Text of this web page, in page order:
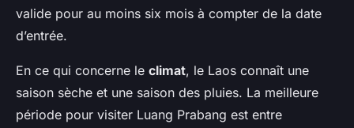
valide pour au moins six mois à compter de la date
d’entrée.
En ce qui concerne le climat, le Laos connaît une
saison sèche et une saison des pluies. La meilleure
période pour visiter Luang Prabang est entre